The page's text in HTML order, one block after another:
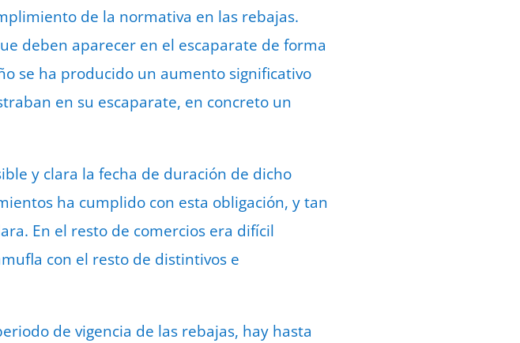
de la normativa en las rebajas.
deben aparecer en el escaparate de forma
se ha producido un aumento significativo
en su escaparate, en concreto un
y clara la fecha de duración de dicho
ha cumplido con esta obligación, y tan
En el resto de comercios era difícil
con el resto de distintivos e
de vigencia de las rebajas, hay hasta